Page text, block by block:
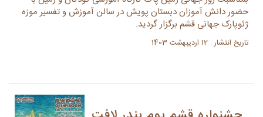
حضور دانش آموزان دبستان پویش در سالن آموزش و تفسیر موزه
ژئوپارک جهانی قشم برگزار گردید.
تاریخ انتشار : 12 اردیبهشت 1403